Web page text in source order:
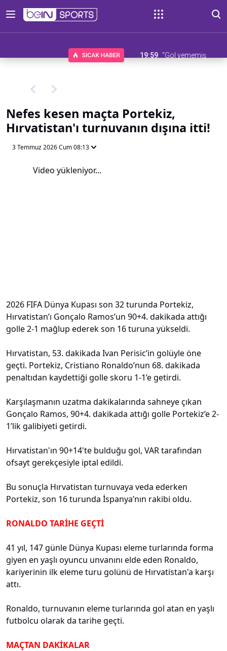
19:59 "Gol yememiş
Nefes kesen maçta Portekiz,
Hırvatistan'ı turnuvanın dışına itti!
3 Temmuz 2026 Cum 08:13
Video yükleniyor...
2026 FIFA Dünya Kupası son 32 turunda Portekiz,
Hırvatistan’ı Gonçalo Ramos’un 90+4. dakikada attığı
golle 2-1 mağlup ederek son 16 turuna yükseldi.
Hırvatistan, 53. dakikada Ivan Perisic’in golüyle öne
geçti. Portekiz, Cristiano Ronaldo’nun 68. dakikada
penaltıdan kaydettiği golle skoru 1-1’e getirdi.
Karşılaşmanın uzatma dakikalarında sahneye çıkan
Gonçalo Ramos, 90+4. dakikada attığı golle Portekiz’e 2-
1’lik galibiyeti getirdi.
Hırvatistan'ın 90+14'te bulduğu gol, VAR tarafından
ofsayt gerekçesiyle iptal edildi.
Bu sonuçla Hırvatistan turnuvaya veda ederken
Portekiz, son 16 turunda İspanya’nın rakibi oldu.
RONALDO TARİHE GEÇTİ
41 yıl, 147 günle Dünya Kupası eleme turlarında forma
giyen en yaşlı oyuncu unvanını elde eden Ronaldo,
kariyerinin ilk eleme turu golünü de Hırvatistan'a karşı
attı.
Ronaldo, turnuvanın eleme turlarında gol atan en yaşlı
futbolcu olarak da tarihe geçti.
MAÇTAN DAKİKALAR